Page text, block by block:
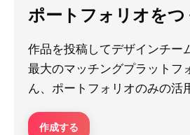
ポートフォリオをつ
作品を投稿してデザインチー
最大のマッチングプラットフ
ん、ポートフォリオのみの活
作成する